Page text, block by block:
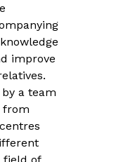
improve
a team
from